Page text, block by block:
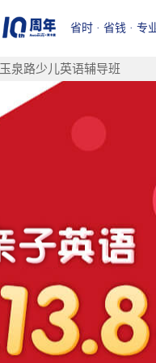
省时 · 省钱 · 专
玉泉路少儿英语辅导班